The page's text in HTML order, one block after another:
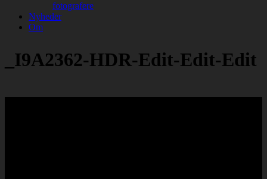
fotografere
Nyheder
Om
_I9A2362-HDR-Edit-Edit-Edit